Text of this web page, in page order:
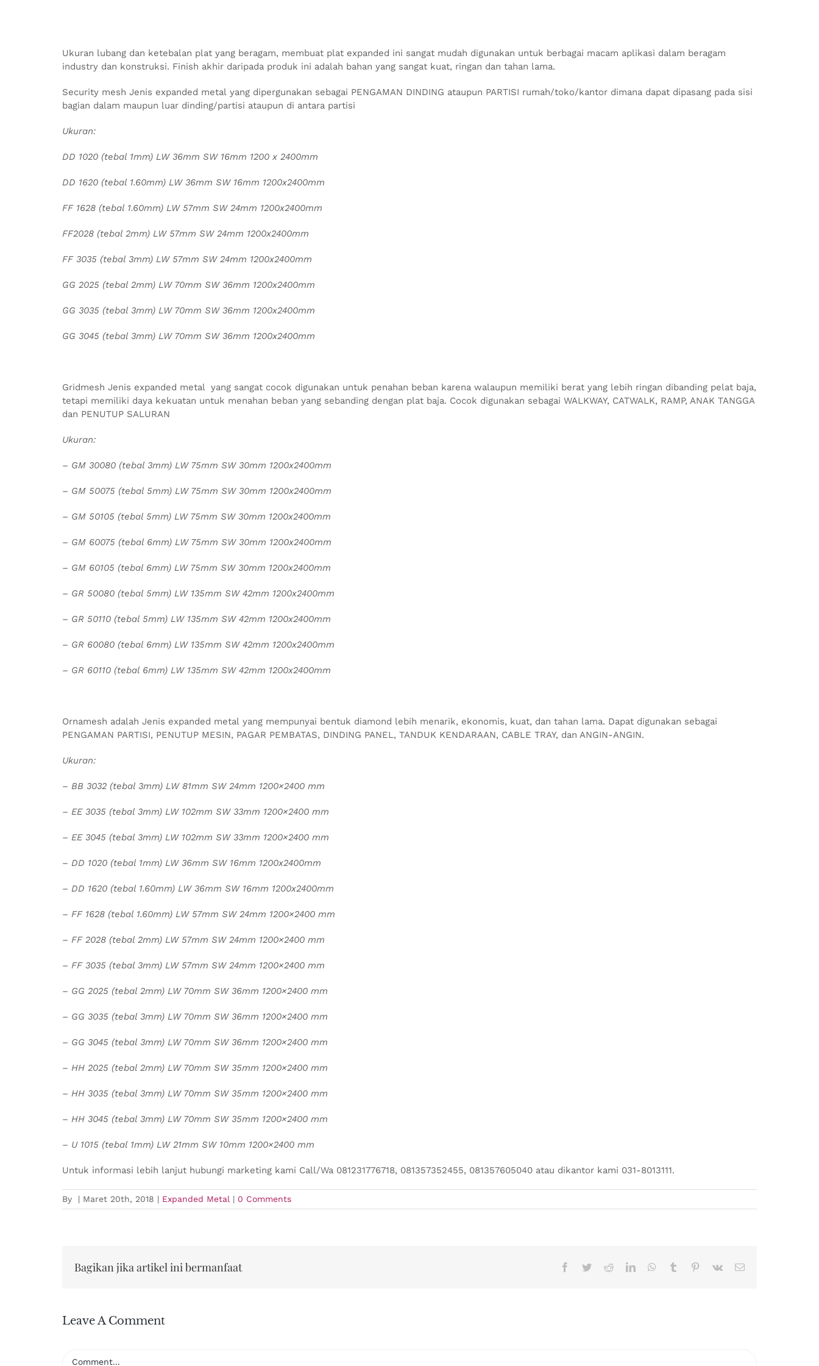
Ukuran lubang dan ketebalan plat yang beragam, membuat plat expanded ini sangat mudah digunakan untuk berbagai macam aplikasi dalam beragam
industry dan konstruksi. Finish akhir daripada produk ini adalah bahan yang sangat kuat, ringan dan tahan lama.
Security mesh Jenis expanded metal yang dipergunakan sebagai PENGAMAN DINDING ataupun PARTISI rumah/toko/kantor dimana dapat dipasang pada sisi
bagian dalam maupun luar dinding/partisi ataupun di antara partisi
Ukuran:
DD 1020 (tebal 1mm) LW 36mm SW 16mm 1200 x 2400mm
DD 1620 (tebal 1.60mm) LW 36mm SW 16mm 1200x2400mm
FF 1628 (tebal 1.60mm) LW 57mm SW 24mm 1200x2400mm
FF2028 (tebal 2mm) LW 57mm SW 24mm 1200x2400mm
FF 3035 (tebal 3mm) LW 57mm SW 24mm 1200x2400mm
GG 2025 (tebal 2mm) LW 70mm SW 36mm 1200x2400mm
GG 3035 (tebal 3mm) LW 70mm SW 36mm 1200x2400mm
GG 3045 (tebal 3mm) LW 70mm SW 36mm 1200x2400mm
Gridmesh Jenis expanded metal yang sangat cocok digunakan untuk penahan beban karena walaupun memiliki berat yang lebih ringan dibanding pelat baja,
tetapi memiliki daya kekuatan untuk menahan beban yang sebanding dengan plat baja. Cocok digunakan sebagai WALKWAY, CATWALK, RAMP, ANAK TANGGA
dan PENUTUP SALURAN
Ukuran:
– GM 30080 (tebal 3mm) LW 75mm SW 30mm 1200x2400mm
– GM 50075 (tebal 5mm) LW 75mm SW 30mm 1200x2400mm
– GM 50105 (tebal 5mm) LW 75mm SW 30mm 1200x2400mm
– GM 60075 (tebal 6mm) LW 75mm SW 30mm 1200x2400mm
– GM 60105 (tebal 6mm) LW 75mm SW 30mm 1200x2400mm
– GR 50080 (tebal 5mm) LW 135mm SW 42mm 1200x2400mm
– GR 50110 (tebal 5mm) LW 135mm SW 42mm 1200x2400mm
– GR 60080 (tebal 6mm) LW 135mm SW 42mm 1200x2400mm
– GR 60110 (tebal 6mm) LW 135mm SW 42mm 1200x2400mm
Ornamesh adalah Jenis expanded metal yang mempunyai bentuk diamond lebih menarik, ekonomis, kuat, dan tahan lama. Dapat digunakan sebagai
PENGAMAN PARTISI, PENUTUP MESIN, PAGAR PEMBATAS, DINDING PANEL, TANDUK KENDARAAN, CABLE TRAY, dan ANGIN-ANGIN.
Ukuran:
– BB 3032 (tebal 3mm) LW 81mm SW 24mm 1200×2400 mm
– EE 3035 (tebal 3mm) LW 102mm SW 33mm 1200×2400 mm
– EE 3045 (tebal 3mm) LW 102mm SW 33mm 1200×2400 mm
– DD 1020 (tebal 1mm) LW 36mm SW 16mm 1200x2400mm
– DD 1620 (tebal 1.60mm) LW 36mm SW 16mm 1200x2400mm
– FF 1628 (tebal 1.60mm) LW 57mm SW 24mm 1200×2400 mm
– FF 2028 (tebal 2mm) LW 57mm SW 24mm 1200×2400 mm
– FF 3035 (tebal 3mm) LW 57mm SW 24mm 1200×2400 mm
– GG 2025 (tebal 2mm) LW 70mm SW 36mm 1200×2400 mm
– GG 3035 (tebal 3mm) LW 70mm SW 36mm 1200×2400 mm
– GG 3045 (tebal 3mm) LW 70mm SW 36mm 1200×2400 mm
– HH 2025 (tebal 2mm) LW 70mm SW 35mm 1200×2400 mm
– HH 3035 (tebal 3mm) LW 70mm SW 35mm 1200×2400 mm
– HH 3045 (tebal 3mm) LW 70mm SW 35mm 1200×2400 mm
– U 1015 (tebal 1mm) LW 21mm SW 10mm 1200×2400 mm
Untuk informasi lebih lanjut hubungi marketing kami Call/Wa 081231776718, 081357352455, 081357605040 atau dikantor kami 031-8013111.
By | Maret 20th, 2018 | Expanded Metal | 0 Comments
Bagikan jika artikel ini bermanfaat Facebook
TwitterRedditLinkedInWhatsApp
Tumblr Pinterest
Vk Email
Leave A Comment